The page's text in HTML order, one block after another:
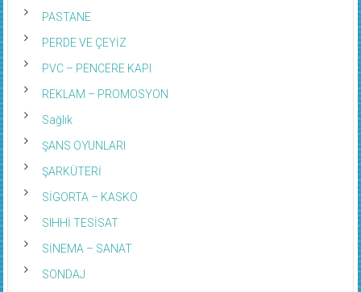
PASTANE
PERDE VE ÇEYİZ
PVC – PENCERE KAPI
REKLAM – PROMOSYON
Sağlık
ŞANS OYUNLARI
ŞARKÜTERİ
SİGORTA – KASKO
SIHHİ TESİSAT
SİNEMA – SANAT
SONDAJ